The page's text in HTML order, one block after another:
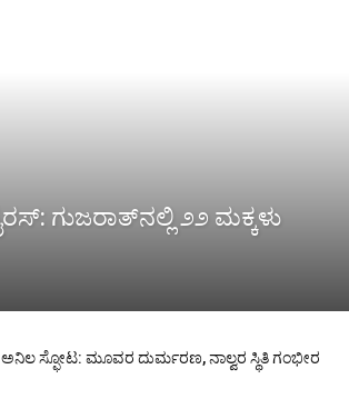
ಗುಜರಾತ್‌ನಲ್ಲಿ ೨೨ ಮಕ್ಕಳು
ಅನಿಲ ಸ್ಫೋಟ: ಮೂವರ ದುರ್ಮರಣ, ನಾಲ್ವರ ಸ್ಥಿತಿ ಗಂಭೀರ